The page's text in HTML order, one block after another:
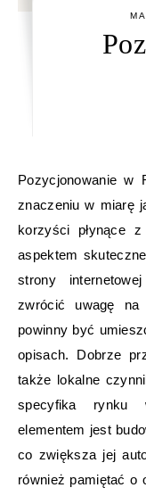
Pozycjonowanie w
znaczeniu w miarę
korzyści płynące
aspektem
strony
zwrócić uwagę na
powinny być
opisach. Dobrze
także lokalne
specyfika rynku
elementem jest
co zwiększa jej
również pamiętać o